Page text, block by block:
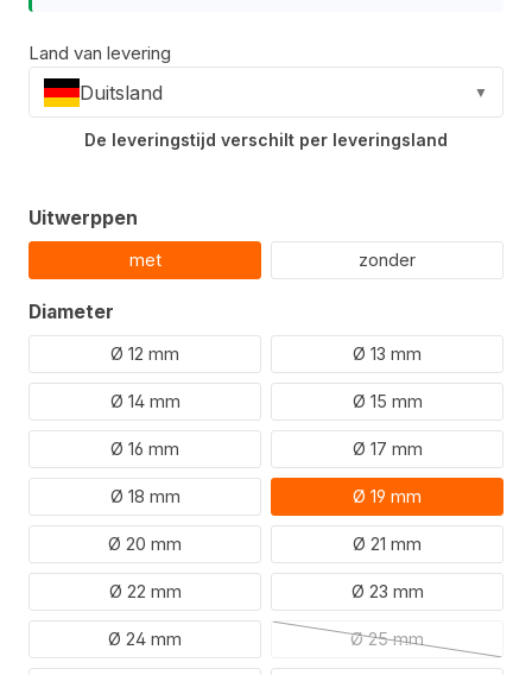
Land van levering
Duitsland ▼
De leveringstijd verschilt per leveringsland
Selecteer
Uitwerppen
met zonder
Selecteer
Diameter
Ø 12 mm Ø 13 mm
Ø 14 mm Ø 15 mm
Ø 16 mm Ø 17 mm
Ø 18 mm Ø 19 mm
Ø 20 mm Ø 21 mm
Ø 22 mm Ø 23 mm
Ø 24 mm Ø 25 mm
(Deze optie is